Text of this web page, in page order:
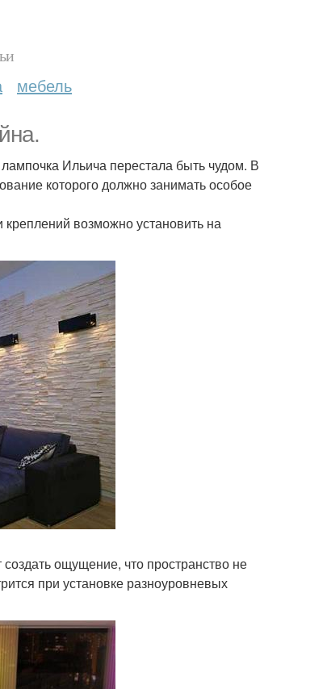
мебель
Ильича перестала быть чудом. В
которого должно занимать особое
креплений возможно установить на
ощущение, что пространство не
при установке разноуровневых